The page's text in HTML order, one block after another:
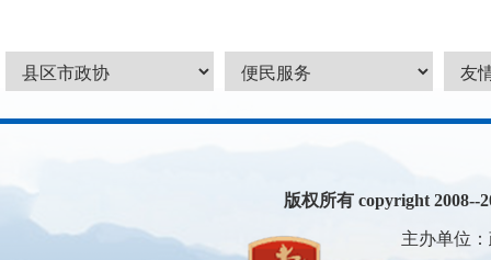
版权所有 copyright 2008--
主办单位